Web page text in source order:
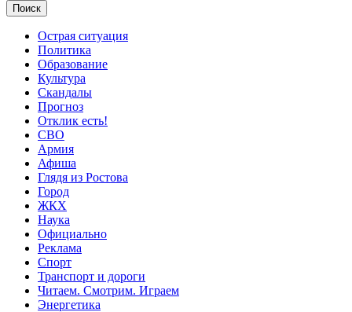
Острая ситуация
Политика
Образование
Культура
Скандалы
Прогноз
Отклик есть!
СВО
Армия
Афиша
Глядя из Ростова
Город
ЖКХ
Наука
Официально
Реклама
Спорт
Транспорт и дороги
Читаем. Смотрим. Играем
Энергетика